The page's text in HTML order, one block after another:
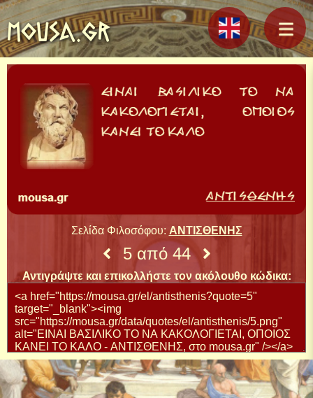
MOUSA.GR
Σελίδα Φιλοσόφου: ΑΝΤΙΣΘΕΝΗΣ
5 από 44
Αντιγράψτε και επικολλήστε τον ακόλουθο κώδικα: